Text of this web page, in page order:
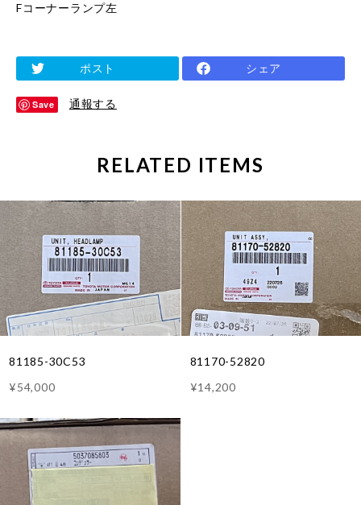
Fコーナーランプ左
ポスト シェア
Save 通報する
RELATED ITEMS
81185-30C53
¥54,000
81170-52820
¥14,200